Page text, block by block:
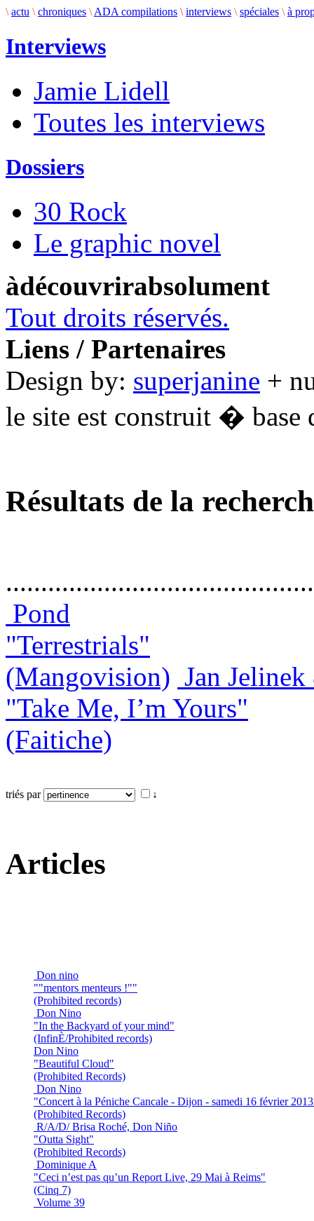
\ actu \ chroniques \ ADA compilations \ interviews \ spéciales \ à
Interviews
Jamie Lidell
Toutes les interviews
Dossiers
30 Rock
Le graphic novel
àdécouvrirabsolument
Tout droits réservés.
Liens / Partenaires
Design by: superjanine +
le site est construit � base
Résultats de la
Pond
"Terrestrials"
(Mangovision) Jan
"Take Me, I’m Yours"
(Faitiche)
triés par ↓
Articles
Don nino
""mentors menteurs !""
(Prohibited records)
Don Nino
"In the Backyard of your mind"
(InfinÈ/Prohibited records)
Don Nino
"Beautiful Cloud"
(Prohibited Records)
Don Nino
"Concert à la Péniche Cancale - Dijon - samedi 16 février
(Prohibited Records)
R/A/D/ Brisa Roché, Don Niño
"Outta Sight"
(Prohibited Records)
Dominique A
"Ceci n’est pas qu’un Report Live, 29 Mai à Reims"
(Cinq 7)
Volume 39